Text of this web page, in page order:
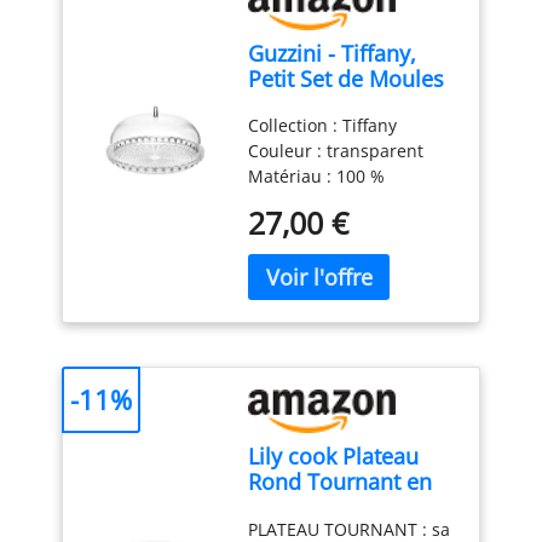
Guzzini - Tiffany,
Petit Set de Moules
Transparent, Ø 30 x
h16 cm - 19950100
Collection : Tiffany
Couleur : transparent
Matériau : 100 %
Guzzini, fabriqué en
Italie depuis 1912 Poids
du colis: 1.02 kilograms
27,00 €
Lily cook Plateau
Rond Tournant en
Transparent
PLATEAU TOURNANT : sa
-11%